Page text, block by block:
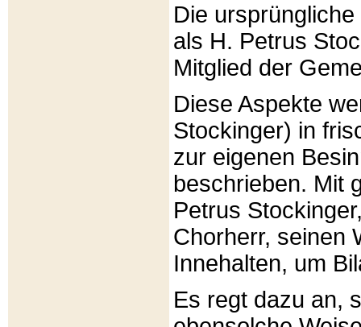
Die
als H. Petrus
Mitglied der
Diese Aspekte
Stockinger) in
zur eigenen
beschrieben. Mit
Petrus
Chorherr, seinen
Innehalten, um
Es regt dazu an,